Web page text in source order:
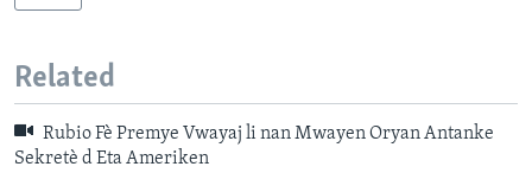
Related
Rubio Fè Premye Vwayaj li nan Mwayen Oryan Antanke
Sekretè d Eta Ameriken